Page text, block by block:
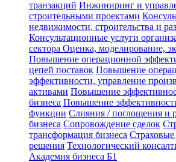
транзакций Инжиниринг и
строительными проектами
недвижимости, строительства и
Консультационные услуги
сектора Оценка, моделирование,
Повышение операционной
цепей поставок Повышение
эффективности, управление
активами Повышение
бизнеса Повышение
функции Слияния / поглощения и
бизнеса Сопровождение сделок
трансформация бизнеса
решения Технологический
Академия бизнеса Б1